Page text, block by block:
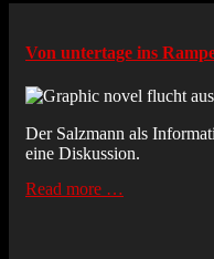
Von untertage ins
Der Salzmann als
eine Diskussion.
Read more …